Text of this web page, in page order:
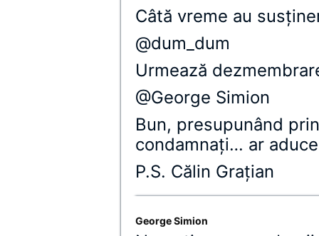
Câtă vreme au
@dum_dum
Urmează
@George Simion
Bun, presupunând
condamnaţi… ar
P.S. Călin Graţian
George Simion